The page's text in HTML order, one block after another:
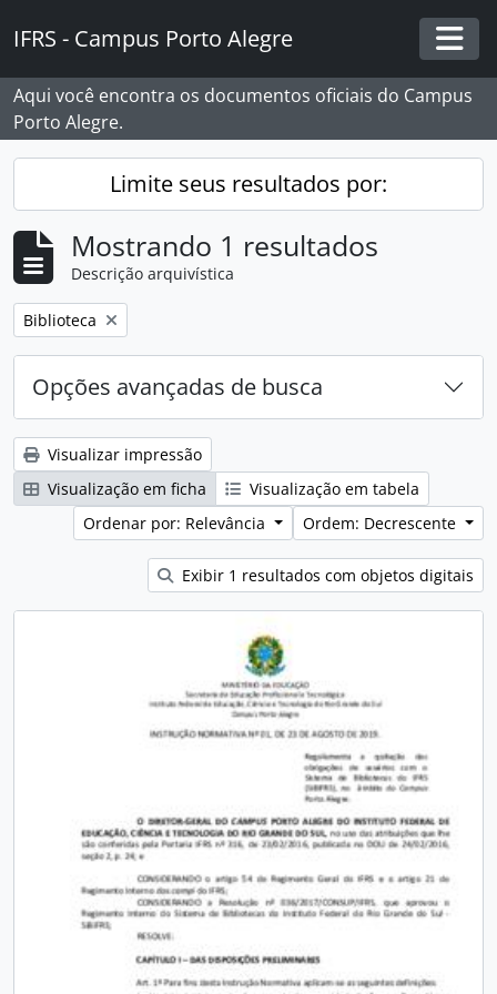
IFRS - Campus Porto Alegre
Aqui você encontra os documentos oficiais do Campus
Porto Alegre.
Limite seus resultados por:
Mostrando 1 resultados
Descrição arquivística
Remover filtro:
Biblioteca
Opções avançadas de busca
Visualizar impressão
Visualização em ficha
Visualização em tabela
Ordenar por: Relevância
Ordem: Decrescente
Exibir 1 resultados com objetos digitais